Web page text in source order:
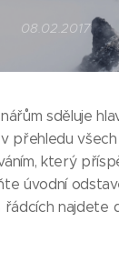
08.02.2017
sděluje
přehledu
který
úvodní
najdete